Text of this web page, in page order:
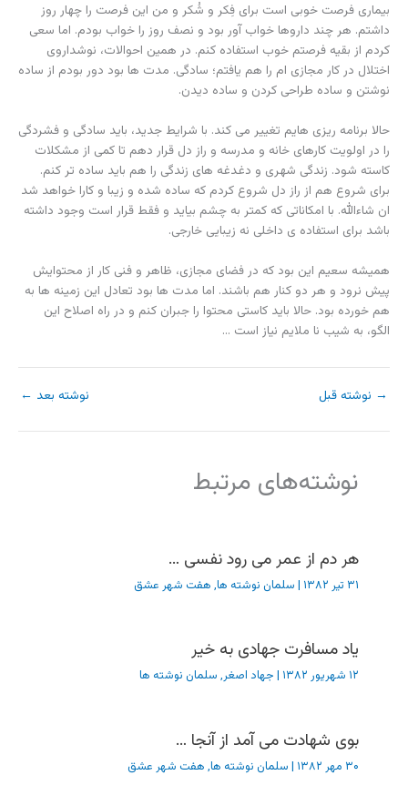
بیماری فرصت خوبی است برای فِکر و شُکر و من این فرصت را چهار روز
داشتم. هر چند داروها خواب آور بود و نصف روز را خواب بودم. اما سعی
کردم از بقیه فرصتم خوب استفاده کنم. در همین احوالات، نوشداروی
اختلال در کار مجازی ام را هم یافتم؛ سادگی. مدت ها بود دور بودم از ساده
نوشتن و ساده طراحی کردن و ساده دیدن.
حالا برنامه ریزی هایم تغییر می کند. با شرایط جدید، باید سادگی و فشردگی
را در اولویت کارهای خانه و مدرسه و راز دل قرار دهم تا کمی از مشکلات
کاسته شود. زندگی شهری و دغدغه های زندگی را هم باید ساده تر کنم.
برای شروع هم از راز دل شروع کردم که ساده شده و زیبا و کارا خواهد شد
ان شاءالله. با امکاناتی که کمتر به چشم بیاید و فقط قرار است وجود داشته
باشد برای استفاده ی داخلی نه زیبایی خارجی.
همیشه سعیم این بود که در فضای مجازی، ظاهر و فنی کار از محتوایش
پیش نرود و هر دو کنار هم باشند. اما مدت ها بود تعادل این زمینه ها به
هم خورده بود. حالا باید کاستی محتوا را جبران کنم و در راه اصلاح این
الگو، به شیب نا ملایم نیاز است …
→ نوشته قبل نوشته بعد ←
نوشته‌های مرتبط
هر دم از عمر می رود نفسی …
۳۱ تیر ۱۳۸۲ | سلمان نوشته ها, هفت شهر عشق
یاد مسافرت جهادی به خیر
۱۲ شهریور ۱۳۸۲ | جهاد اصغر, سلمان نوشته ها
بوی شهادت می آمد از آنجا …
۳۰ مهر ۱۳۸۲ | سلمان نوشته ها, هفت شهر عشق